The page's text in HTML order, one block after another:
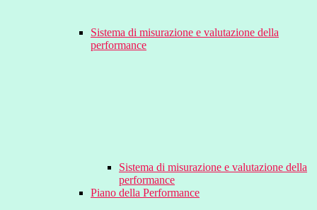
Sistema di misurazione e valutazione della
performance
Sistema di misurazione e valutazione della
performance
Piano della Performance